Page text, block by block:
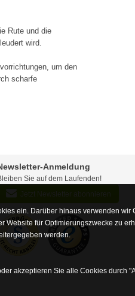
Rute und die
wird.
um den
scharfe
Anmeldung
Sie auf dem Laufenden!
Jetzt Newsletter abonnieren
ein. Darüber hinaus verwenden
für Optimierungszwecke zu
werden.
akzeptieren Sie alle Cookies durch